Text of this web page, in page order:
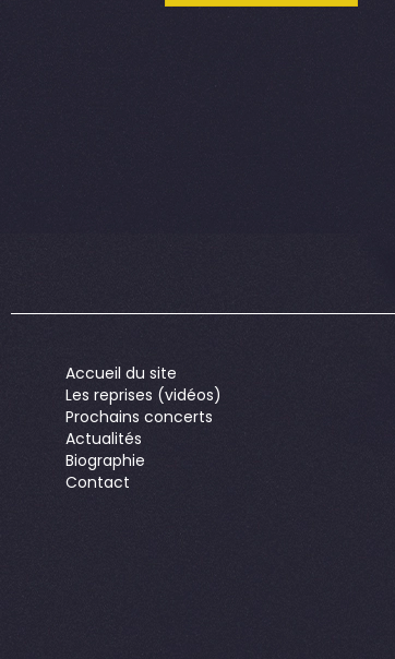
Accueil du site
Les reprises (vidéos)
Prochains concerts
Actualités
Biographie
Contact